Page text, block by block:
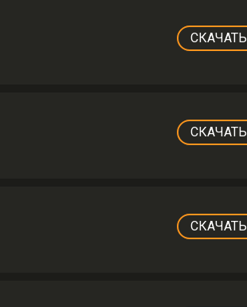
СКАЧАТЬ
СКАЧАТЬ
СКАЧАТЬ